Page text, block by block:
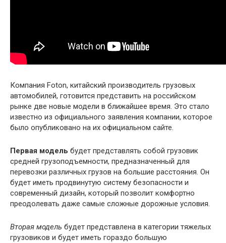
Компания Foton, китайский производитель грузовых
автомобилей, готовится представить на российском
рынке две новые модели в ближайшее время. Это стало
известно из официального заявления компании, которое
было опубликовано на их официальном сайте.
Первая модель будет представлять собой грузовик
средней грузоподъемности, предназначенный для
перевозки различных грузов на большие расстояния. Он
будет иметь продвинутую систему безопасности и
современный дизайн, который позволит комфортно
преодолевать даже самые сложные дорожные условия.
Вторая модель будет представлена в категории тяжелых
грузовиков и будет иметь гораздо большую